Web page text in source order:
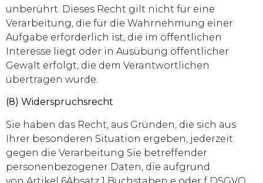
unberührt. Dieses Recht gilt nicht für eine
Verarbeitung, die für die Wahrnehmung einer
Aufgabe erforderlich ist, die im öffentlichen
Interesse liegt oder in Ausübung öffentlicher
Gewalt erfolgt, die dem Verantwortlichen
übertragen wurde.
(8) Widerspruchsrecht
Sie haben das Recht, aus Gründen, die sich aus
Ihrer besonderen Situation ergeben, jederzeit
gegen die Verarbeitung Sie betreffender
personenbezogener Daten, die aufgrund
von Artikel 6Absatz 1 Buchstaben e oder f DSGVO